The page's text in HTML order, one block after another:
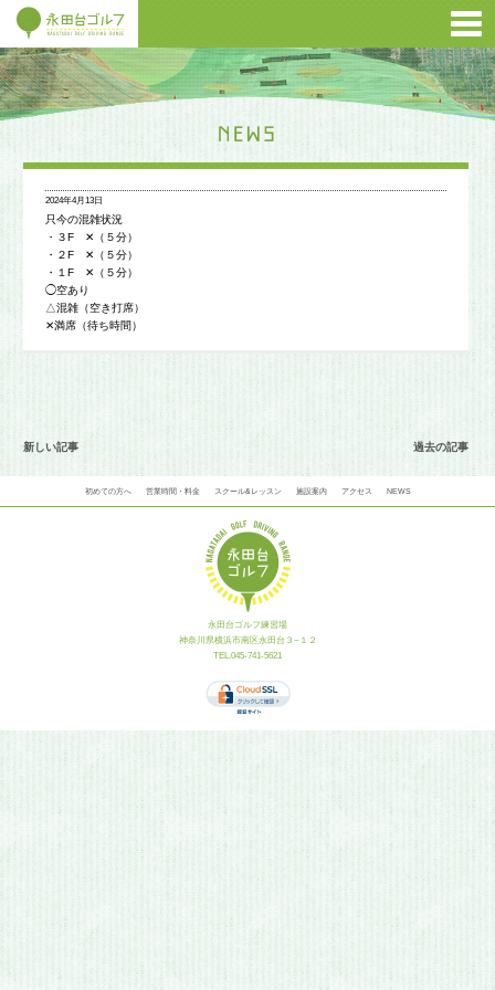
2024年4月13日
只今の混雑状況
・３F ✕（５分）
・２F ✕（５分）
・１F ✕（５分）
◯空あり
△混雑（空き打席）
✕満席（待ち時間）
新しい記事 過去の記事
初めての方へ 営業時間・料金 スクール&レッスン 施設案内 アクセス NEWS
永田台ゴルフ練習場
神奈川県横浜市南区永田台３−１２
TEL.045-741-5621